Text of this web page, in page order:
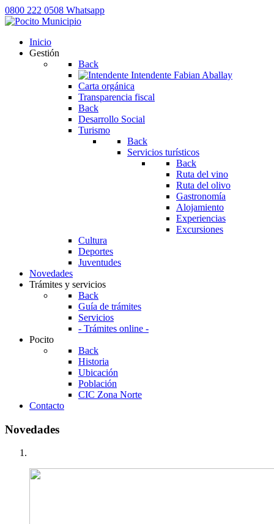
0800 222 0508 Whatsapp
Inicio
Gestión
Back
Intendente Fabian Aballay
Carta orgánica
Transparencia fiscal
Back
Desarrollo Social
Turismo
Back
Servicios turísticos
Back
Ruta del vino
Ruta del olivo
Gastronomía
Alojamiento
Experiencias
Excursiones
Cultura
Deportes
Juventudes
Novedades
Trámites y servicios
Back
Guía de trámites
Servicios
- Trámites online -
Pocito
Back
Historia
Ubicación
Población
CIC Zona Norte
Contacto
Novedades